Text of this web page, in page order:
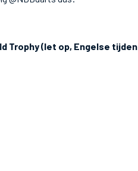
Trophy (let op, Engelse